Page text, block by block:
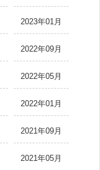
2023年01月
2022年09月
2022年05月
2022年01月
2021年09月
2021年05月